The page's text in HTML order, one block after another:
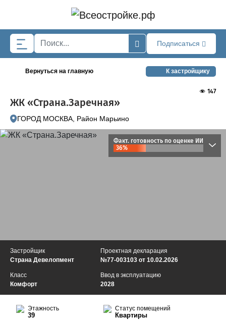
Подписаться
Вернуться на главную К застройщику
ЖК «Страна.Заречная»
147
ГОРОД МОСКВА, Район Марьино
Факт. готовность по оценке ИИ
36%
Застройщик
Страна Девелопмент
Проектная декларация
№77-003103 от 10.02.2026
Ввод в эксплуатацию
2028
Класс
Комфорт
Этажность
39
Статус помещений
Квартиры